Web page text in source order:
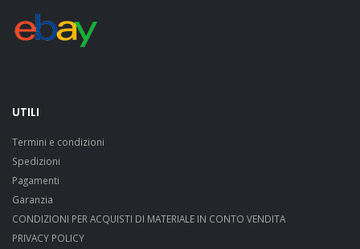
UTILI
Termini e condizioni
Spedizioni
Pagamenti
Garanzia
CONDIZIONI PER ACQUISTI DI MATERIALE IN CONTO VENDITA
PRIVACY POLICY